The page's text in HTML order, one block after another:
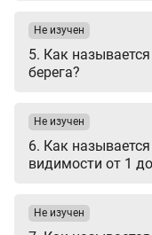
5. Как
берега?
Не изучен
6. Как
видимости от 1
Не изучен
Не изучен